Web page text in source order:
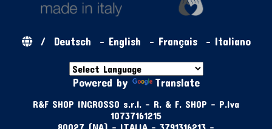
/ Deutsch - English - Français- Italiano
Powered by Translate
R&F SHOP INGROSSO s.r.l. - R. & F. SHOP - P.Iva
10737161215
80027 (NA) - ITALIA - 3791316213 -